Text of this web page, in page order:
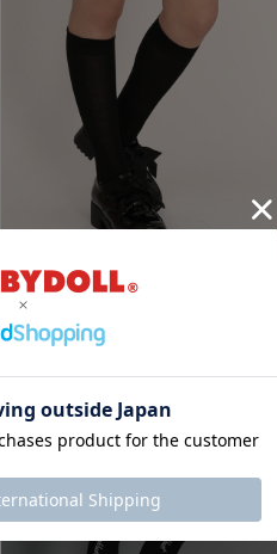
3/23一部再販 PINKHUNT 透けハイソック
ス 1522
￥979